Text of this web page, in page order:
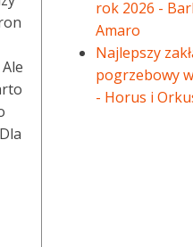
rok 2026 -
Amaro
Najlepszy
pogrzebowy
- Horus i